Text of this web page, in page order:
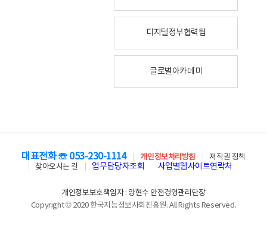
디지털정부협력팀
글로벌아카데미
대표전화 ☏ 053-230-1114 개인정보처리방침
저작권 정책
찾아오시는 길
업무담당자조회 사업별웹사이트연락처
개인정보보호책임자 : 양현수 안전경영관리단장
Copyright © 2020 한국지능정보사회진흥원. All Rights Reserved.